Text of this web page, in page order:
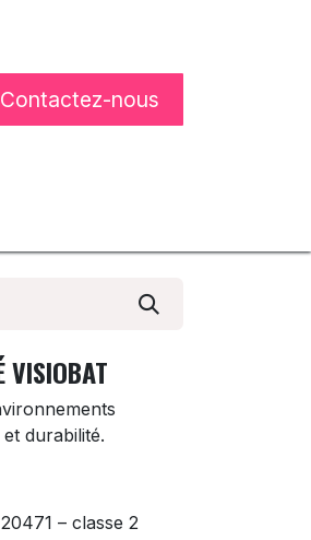
Contactez-nous
VISIOBAT
durabilité.
– classe 2